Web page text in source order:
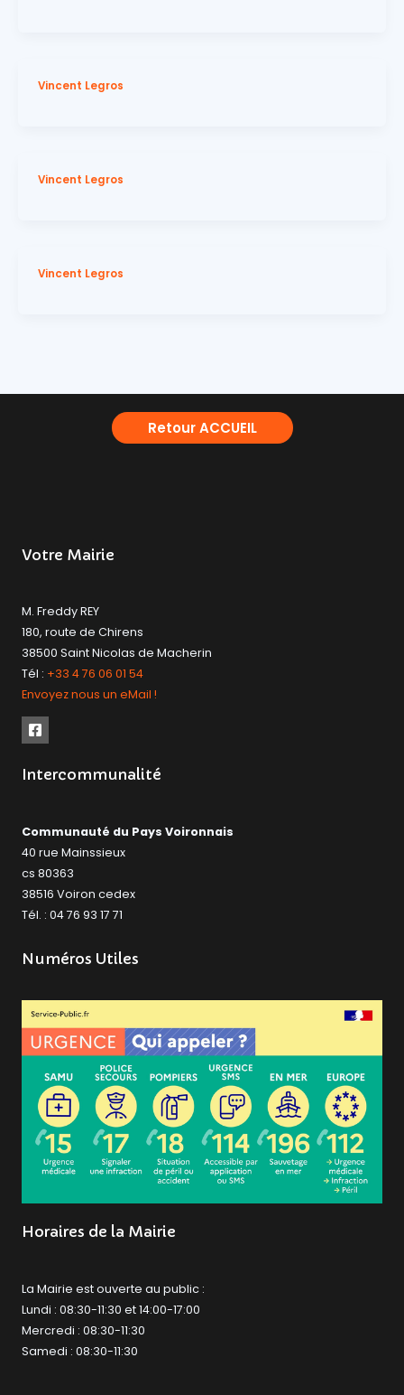
Vincent Legros
Vincent Legros
Vincent Legros
Retour ACCUEIL
Votre Mairie
M. Freddy REY
180, route de Chirens
38500 Saint Nicolas de Macherin
Tél : +33 4 76 06 01 54
Envoyez nous un eMail !
Intercommunalité
Communauté du Pays Voironnais
40 rue Mainssieux
cs 80363
38516 Voiron cedex
Tél. : 04 76 93 17 71
Numéros Utiles
Horaires de la Mairie
La Mairie est ouverte au public :
Lundi : 08:30-11:30 et 14:00-17:00
Mercredi : 08:30-11:30
Samedi : 08:30-11:30